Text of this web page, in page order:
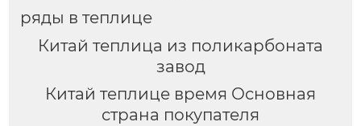
ряды в теплице
Китай теплица из поликарбоната
завод
Китай теплице время Основная
страна покупателя